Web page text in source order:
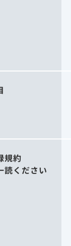
規約
読ください